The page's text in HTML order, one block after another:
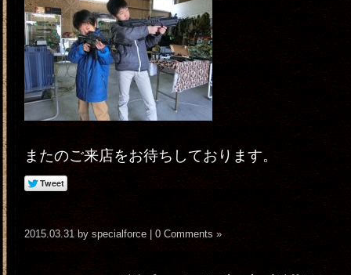
またのご来店をお待ちしております。
2015.03.31 by specialforce | 0 Comments »